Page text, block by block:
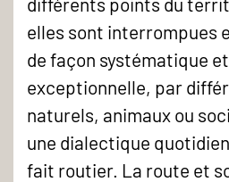
elles sont interrompues
de façon systématique
exceptionnelle, par
naturels, animaux ou
une dialectique
fait routier. La route et